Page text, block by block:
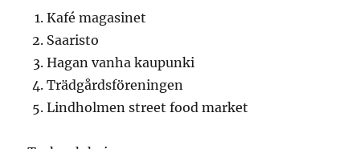
Kafé magasinet
Saaristo
Hagan vanha kaupunki
Trädgårdsföreningen
Lindholmen street food market